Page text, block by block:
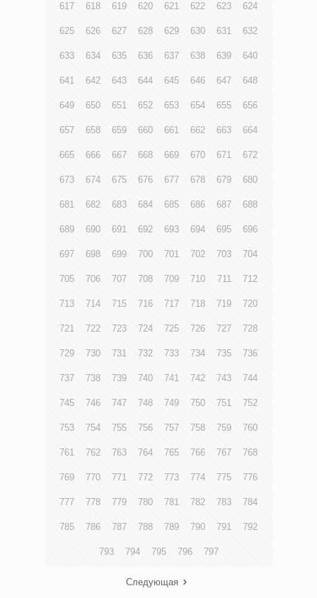
617 618 619 620 621 622 623 624
625 626 627 628 629 630 631 632
633 634 635 636 637 638 639 640
641 642 643 644 645 646 647 648
649 650 651 652 653 654 655 656
657 658 659 660 661 662 663 664
665 666 667 668 669 670 671 672
673 674 675 676 677 678 679 680
681 682 683 684 685 686 687 688
689 690 691 692 693 694 695 696
697 698 699 700 701 702 703 704
705 706 707 708 709 710 711 712
713 714 715 716 717 718 719 720
721 722 723 724 725 726 727 728
729 730 731 732 733 734 735 736
737 738 739 740 741 742 743 744
745 746 747 748 749 750 751 752
753 754 755 756 757 758 759 760
761 762 763 764 765 766 767 768
769 770 771 772 773 774 775 776
777 778 779 780 781 782 783 784
785 786 787 788 789 790 791 792
793 794 795 796 797
Следующая